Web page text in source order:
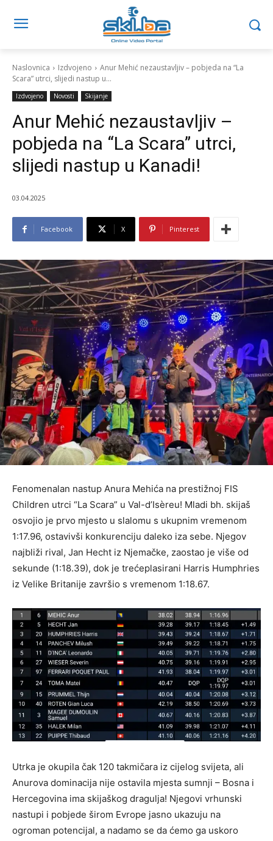
Naslovnica Izdvojeno
Anur Mehić nezaustavljiv – pobjeda na “La
Scara” utrci, slijedi nastup u...
Izdvojeno Novosti Skijanje
Anur Mehić nezaustavljiv –
pobjeda na “La Scara” utrci,
slijedi nastup u Kanadi!
03.04.2025
Facebook X Pinterest
Fenomenalan nastup Anura Mehića na prestižnoj FIS
Children utrci “La Scara” u Val-d’Isèreu! Mladi bh. skijaš
osvojio je prvo mjesto u slalomu s ukupnim vremenom
1:17.96, ostavivši konkurenciju daleko iza sebe. Njegov
najbliži rival, Jan Hecht iz Njemačke, zaostao je više od
sekunde (1:18.39), dok je trećeplasirani Harris Humphries
iz Velike Britanije završio s vremenom 1:18.67.
Utrka je okupila čak 120 takmičara iz cijelog svijeta, ali
Anurova dominacija nije ostavila mjesta sumnji – Bosna i
Hercegovina ima skijaškog dragulja! Njegovi vrhunski
nastupi i pobjede širom Evrope jasno ukazuju na
ogroman potencijal, a nadamo se da ćemo ga uskoro